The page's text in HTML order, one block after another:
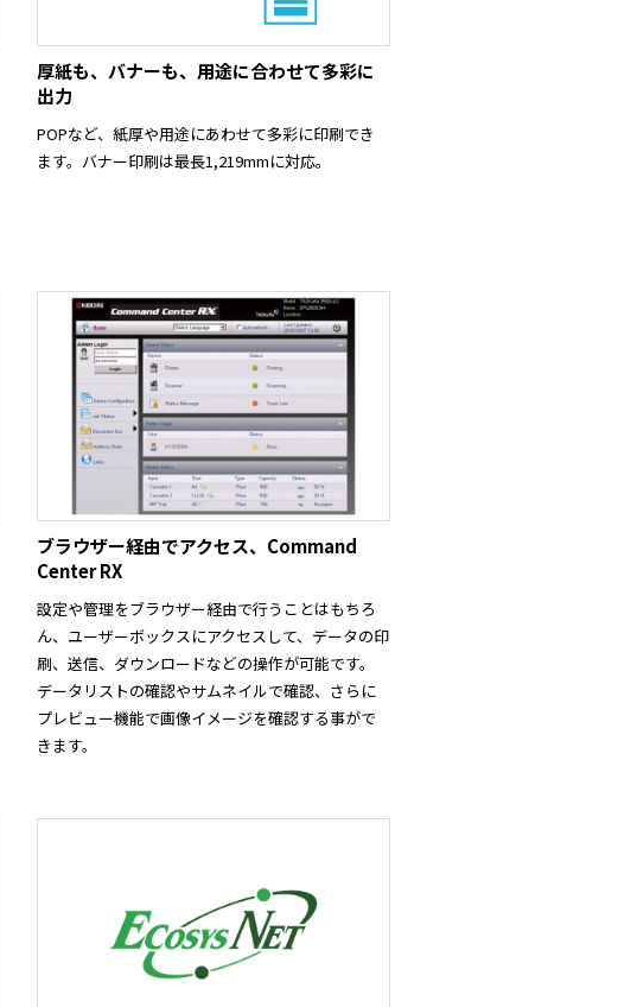
厚紙も、バナーも、用途に合わせて多彩に
出力
POPなど、紙厚や用途にあわせて多彩に印刷でき
ます。バナー印刷は最長1,219mmに対応。
ブラウザー経由でアクセス、Command
Center RX
設定や管理をブラウザー経由で行うことはもちろ
ん、ユーザーボックスにアクセスして、データの印
刷、送信、ダウンロードなどの操作が可能です。
データリストの確認やサムネイルで確認、さらに
プレビュー機能で画像イメージを確認する事がで
きます。